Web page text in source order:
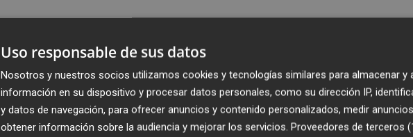
Uso responsable de sus datos
Nosotros y nuestros socios utilizamos cookies y tecnologías similares para almacenar y
información en su dispositivo y procesar datos personales, como su dirección IP,
y datos de navegación, para ofrecer anuncios y contenido personalizados, medir
obtener información sobre la audiencia y mejorar los servicios. Proveedores de terceros